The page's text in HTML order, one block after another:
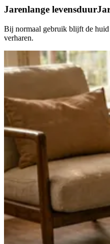
Jarenlange levensduur
Bij normaal gebruik blijft de
verharen.